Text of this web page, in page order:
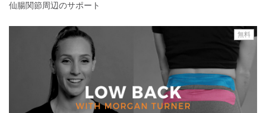
仙腸関節周辺のサポート
無料